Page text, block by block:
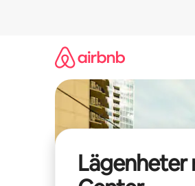
Lägenheter